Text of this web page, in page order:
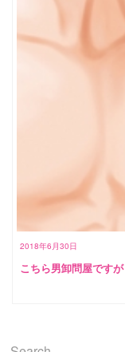
2018年6月30日
こちら男卸問屋ですが